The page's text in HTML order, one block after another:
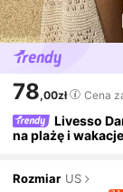
78,00zł Cena
Livesso
na plażę i
Rozmiar US